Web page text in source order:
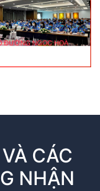
CÁC
NHẬN